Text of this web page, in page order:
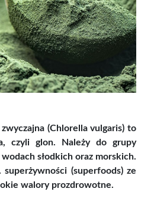
(Chlorella vulgaris) to
czyli glon. Należy do grupy
słodkich oraz morskich.
(superfoods) ze
walory prozdrowotne.